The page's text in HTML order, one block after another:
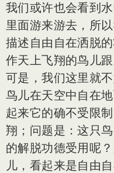
我们或许也会看到
里面游来游去，所
描述自由自在洒脱
作天上飞翔的鸟儿
可是，我们这里就
鸟儿在天空中自在
起来它的确不受限
翔；问题是：这只
的解脱功德受用呢
儿，看起来是自由